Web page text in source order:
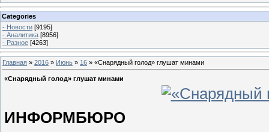
Categories
- Новости [9195]
- Аналитика [8956]
- Разное [4263]
Главная » 2016 » Июнь » 16 » «Снарядный голод» глушат минами
«Снарядный голод» глушат минами
ИНФОРМБЮРО